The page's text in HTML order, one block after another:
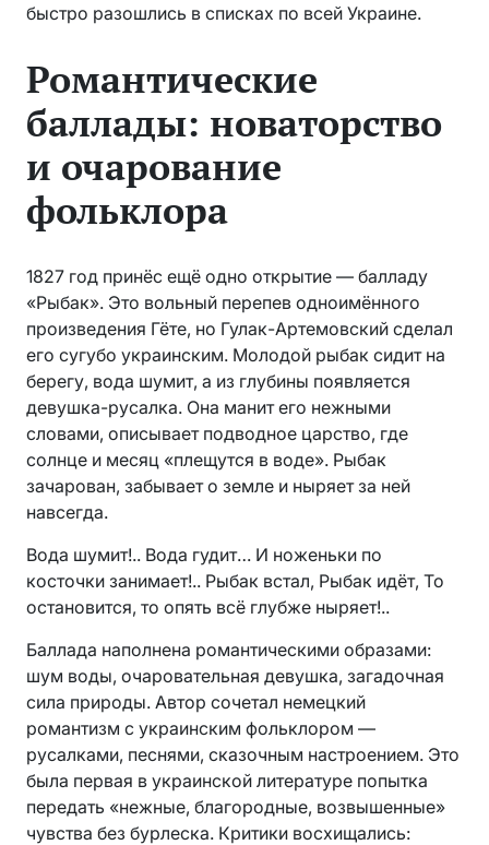
быстро разошлись в списках по всей Украине.
Романтические
баллады: новаторство
и очарование
фольклора
1827 год принёс ещё одно открытие — балладу
«Рыбак». Это вольный перепев одноимённого
произведения Гёте, но Гулак-Артемовский сделал
его сугубо украинским. Молодой рыбак сидит на
берегу, вода шумит, а из глубины появляется
девушка-русалка. Она манит его нежными
словами, описывает подводное царство, где
солнце и месяц «плещутся в воде». Рыбак
зачарован, забывает о земле и ныряет за ней
навсегда.
Вода шумит!.. Вода гудит… И ноженьки по
косточки занимает!.. Рыбак встал, Рыбак идёт, То
остановится, то опять всё глубже ныряет!..
Баллада наполнена романтическими образами:
шум воды, очаровательная девушка, загадочная
сила природы. Автор сочетал немецкий
романтизм с украинским фольклором —
русалками, песнями, сказочным настроением. Это
была первая в украинской литературе попытка
передать «нежные, благородные, возвышенные»
чувства без бурлеска. Критики восхищались: